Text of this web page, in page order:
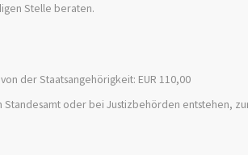
Stelle beraten.
der Staatsangehörigkeit: EUR 110,00
oder bei Justizbehörden entstehen,